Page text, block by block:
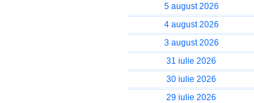
5 august 2026
4 august 2026
3 august 2026
31 iulie 2026
30 iulie 2026
29 iulie 2026